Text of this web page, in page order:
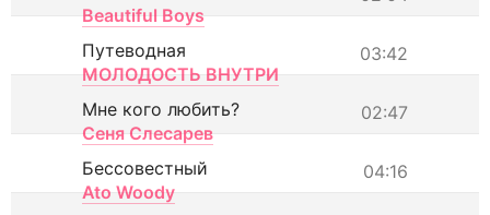
Beautiful Boys
03:42
Путеводная
МОЛОДОСТЬ ВНУТРИ
02:47
Мне кого любить?
Сеня Слесарев
04:16
Бессовестный
Ato Woody